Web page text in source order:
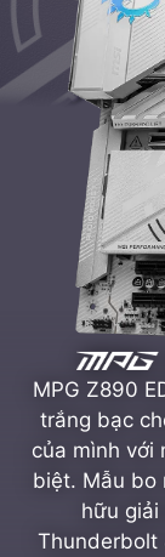
MPG Z890
trắng bạc
của mình với
biệt. Mẫu bo
hữu giải
Thunderbolt